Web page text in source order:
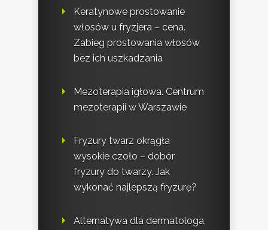
Keratynowe prostowanie
włosów u fryzjera – cena.
Zabieg prostowania włosów
bez ich uszkadzania
Mezoterapia igłowa. Centrum
mezoterapii w Warszawie
Fryzury twarz okrągła
wysokie czoło – dobór
fryzury do twarzy. Jak
wykonać najlepszą fryzurę?
Alternatywa dla dermatologa,